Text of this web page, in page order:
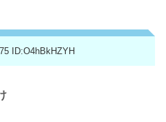
ID:O4hBkHZYH